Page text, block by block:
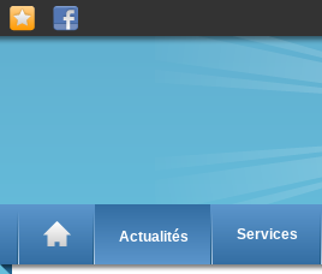
Actualités Services